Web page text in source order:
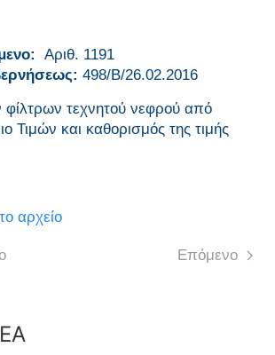
Aριθ. 1191
498/Β/26.02.2016
φίλτρων τεχνητού νεφρού από
Τιμών και καθορισμός της τιμής
αρχείο
Επόμενο